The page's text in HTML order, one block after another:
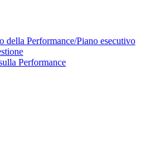
della Performance/Piano esecutivo
Performance